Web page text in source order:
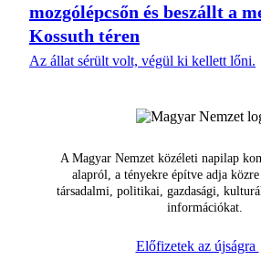
mozgólépcsőn és beszállt a
Kossuth téren
Az állat sérült volt, végül ki kellett lőni.
A Magyar Nemzet közéleti napilap
alapról, a tényekre építve adja
társadalmi, politikai, gazdasági,
információkat.
Előfizetek az újságra